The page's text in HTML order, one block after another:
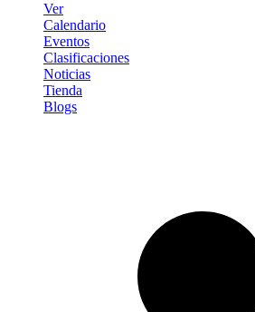
Ver
Calendario
Eventos
Clasificaciones
Noticias
Tienda
Blogs